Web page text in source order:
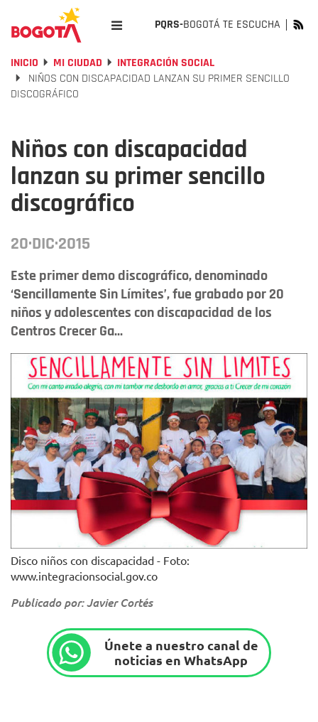
PQRS-BOGOTÁ TE ESCUCHA
INICIO MI CIUDAD
INTEGRACIÓN SOCIAL
NIÑOS CON DISCAPACIDAD LANZAN SU PRIMER SENCILLO
DISCOGRÁFICO
Niños con discapacidad
lanzan su primer sencillo
discográfico
20·DIC·2015
Este primer demo discográfico, denominado
‘Sencillamente Sin Límites’, fue grabado por 20
niños y adolescentes con discapacidad de los
Centros Crecer Ga...
Disco niños con discapacidad - Foto:
www.integracionsocial.gov.co
Publicado por: Javier Cortés
Únete a nuestro canal de
noticias en WhatsApp